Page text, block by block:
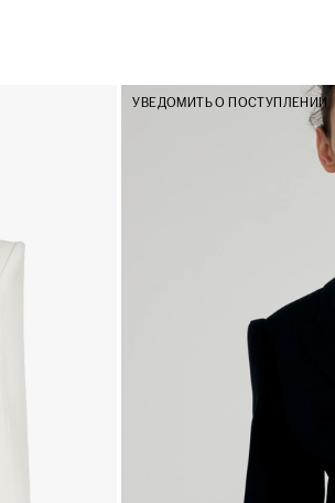
УВЕДОМИТЬ О ПОСТУПЛЕНИИ